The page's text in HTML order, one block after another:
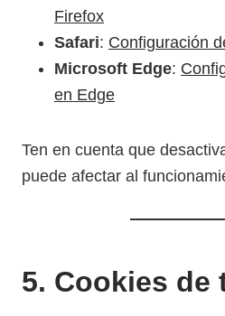
Firefox
Safari: Configuración
Microsoft Edge:
en Edge
Ten en cuenta que
puede afectar al
5. Cookies de